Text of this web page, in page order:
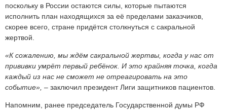
поскольку в России остаются силы, которые пытаются
исполнить план находящихся за её пределами заказчиков,
скорее всего, стране придётся столкнуться с сакральной
жертвой.
«К сожалению, мы ждём сакральной жертвы, когда у нас от
прививки умрёт первый ребёнок. И это крайняя точка, когда
каждый из нас не сможет не отреагировать на это
событие», – заключил президент Лиги защитников пациентов.
Напомним, ранее председатель Государственной думы РФ